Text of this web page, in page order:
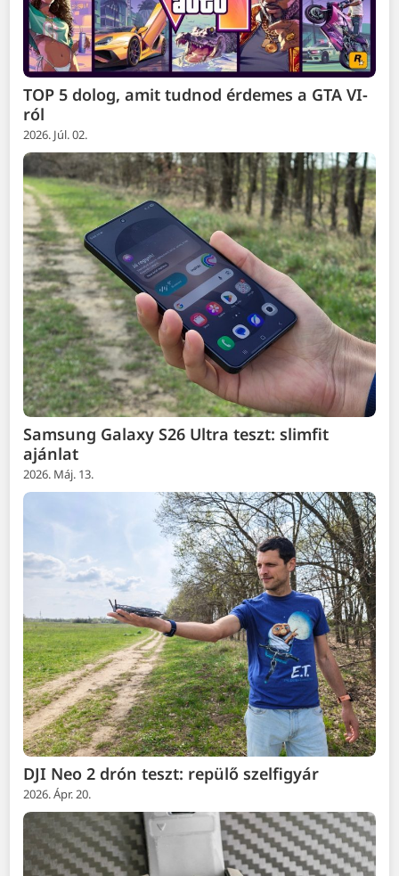
TOP 5 dolog, amit tudnod érdemes a GTA VI-
ról
2026. Júl. 02.
Samsung Galaxy S26 Ultra teszt: slimfit
ajánlat
2026. Máj. 13.
DJI Neo 2 drón teszt: repülő szelfigyár
2026. Ápr. 20.